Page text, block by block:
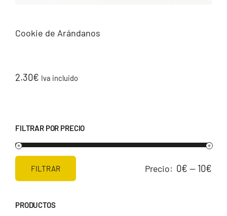
FILTRAR POR PRECIO
Precio
Precio
FILTRAR Precio: 0€ — 10€
PRODUCTOS
Cookie de Arándanos
2.30€ Iva incluido